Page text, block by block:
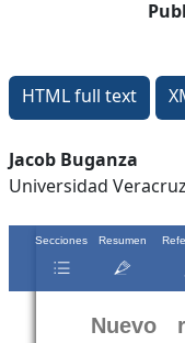
HTML full text
Contenido
principal
del
artículo
Jacob Buganza
Universidad